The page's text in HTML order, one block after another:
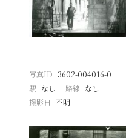
−
写真ID 3602-004016-0
駅 なし 路線 なし
撮影日
不明